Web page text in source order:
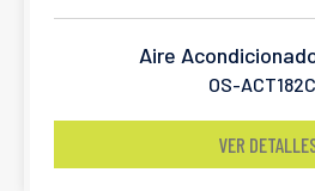
Aire
OS-
VER